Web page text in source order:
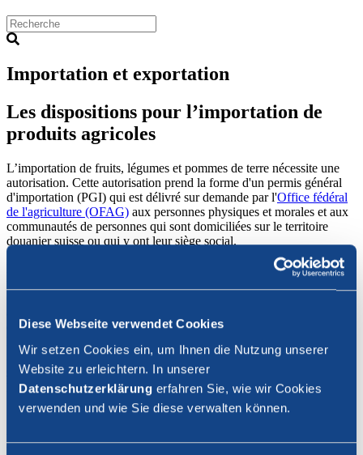
Diese Webseite verwendet Cookies
Wir setzen Cookies ein, um Ihnen die Nutzung unserer
Website zu erleichtern. In unserer
Datenschutzerklärung erfahren Sie, wie wir Cookies
verwenden und wie Sie diese verwalten können.
Importation et exportation
Les dispositions pour l’importation de
produits agricoles
L’importation de fruits, légumes et pommes de terre nécessite une
autorisation. Cette autorisation prend la forme d'un permis général
d'importation (PGI) qui est délivré sur demande par l'Office fédéral
de l'agriculture (OFAG) aux personnes physiques et morales et aux
communautés de personnes qui sont domiciliées sur le territoire
douanier suisse ou qui y ont leur siège social.
Le PGI est gratuit, de durée illimitée et incessible. Le PGI ne donne
entente sur l'utilisation d'une part de contingent (cf. eKontingente).
importer. Si vous ne le connaissez pas, l' Office fédéral de la douane
et de la sécurité des frontièresvous renseigne à ce sujet. Vous
pouvez également consulter letarif douanier électronique.
Comment l’importation de fruits et
légumes est-elle réglementée ?